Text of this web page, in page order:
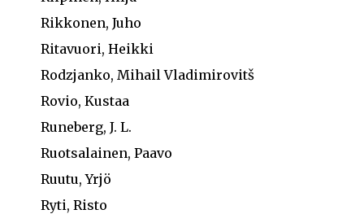
Rikkonen, Juho
Ritavuori, Heikki
Rodzjanko, Mihail Vladimirovitš
Rovio, Kustaa
Runeberg, J. L.
Ruotsalainen, Paavo
Ruutu, Yrjö
Ryti, Risto